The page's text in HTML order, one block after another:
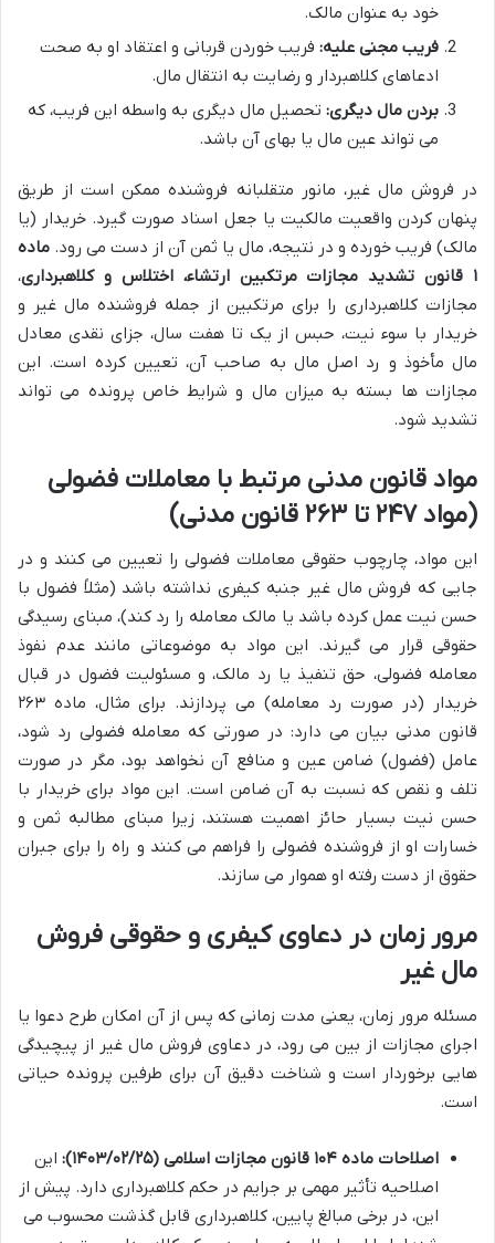
خود به عنوان مالک.
فریب مجنی علیه: فریب خوردن قربانی و اعتقاد او به صحت
ادعاهای کلاهبردار و رضایت به انتقال مال.
بردن مال دیگری: تحصیل مال دیگری به واسطه این فریب، که
می تواند عین مال یا بهای آن باشد.
در فروش مال غیر، مانور متقلبانه فروشنده ممکن است از طریق
پنهان کردن واقعیت مالکیت یا جعل اسناد صورت گیرد. خریدار (یا
مالک) فریب خورده و در نتیجه، مال یا ثمن آن از دست می رود. ماده
۱ قانون تشدید مجازات مرتکبین ارتشاء، اختلاس و کلاهبرداری
،
مجازات کلاهبرداری را برای مرتکبین از جمله فروشنده مال غیر و
خریدار با سوء نیت، حبس از یک تا هفت سال، جزای نقدی معادل
مال مأخوذ و رد اصل مال به صاحب آن، تعیین کرده است. این
مجازات ها بسته به میزان مال و شرایط خاص پرونده می تواند
تشدید شود.
مواد قانون مدنی مرتبط با معاملات فضولی
(مواد ۲۴۷ تا ۲۶۳ قانون مدنی)
این مواد، چارچوب حقوقی معاملات فضولی را تعیین می کنند و در
جایی که فروش مال غیر جنبه کیفری نداشته باشد (مثلاً فضول با
حسن نیت عمل کرده باشد یا مالک معامله را رد کند)، مبنای رسیدگی
حقوقی قرار می گیرند. این مواد به موضوعاتی مانند عدم نفوذ
معامله فضولی، حق تنفیذ یا رد مالک، و مسئولیت فضول در قبال
خریدار (در صورت رد معامله) می پردازند. برای مثال، ماده ۲۶۳
قانون مدنی بیان می دارد: در صورتی که معامله فضولی رد شود،
عامل (فضول) ضامن عین و منافع آن نخواهد بود، مگر در صورت
تلف و نقص که نسبت به آن ضامن است. این مواد برای خریدار با
حسن نیت بسیار حائز اهمیت هستند، زیرا مبنای مطالبه ثمن و
خسارات او از فروشنده فضولی را فراهم می کنند و راه را برای جبران
حقوق از دست رفته او هموار می سازند.
مرور زمان در دعاوی کیفری و حقوقی فروش
مال غیر
مسئله مرور زمان، یعنی مدت زمانی که پس از آن امکان طرح دعوا یا
اجرای مجازات از بین می رود، در دعاوی فروش مال غیر از پیچیدگی
هایی برخوردار است و شناخت دقیق آن برای طرفین پرونده حیاتی
است.
اصلاحات ماده ۱۰۴ قانون مجازات اسلامی (۱۴۰۳/۰۲/۲۵):
این
اصلاحیه تأثیر مهمی بر جرایم در حکم کلاهبرداری دارد. پیش از
این، در برخی مبالغ پایین، کلاهبرداری قابل گذشت محسوب می